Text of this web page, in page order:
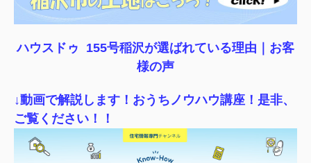
ハウスドゥ 155号稲沢が選ばれている理由｜ お客
様の声
↓動画で解説します！おうちノウハウ講座！是非、
ご覧ください！！